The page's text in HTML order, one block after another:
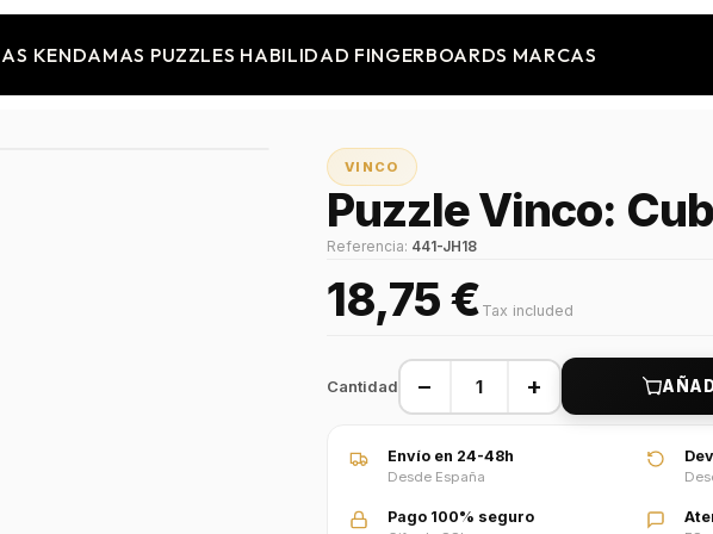
KENDAMAS PUZZLES HABILIDAD FINGERBOARDS MARCAS
VINCO
Puzzle Vinco:
Referencia: 441-JH18
18,75 € Tax included
Cantidad − +
Envío en 24-48h
Desde España
Pago 100% seguro